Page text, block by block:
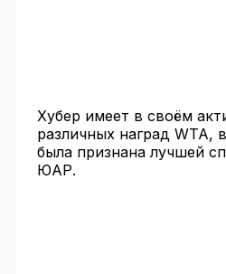
Хубер имеет в своём
различных наград WTA,
была признана лучшей
ЮАР.